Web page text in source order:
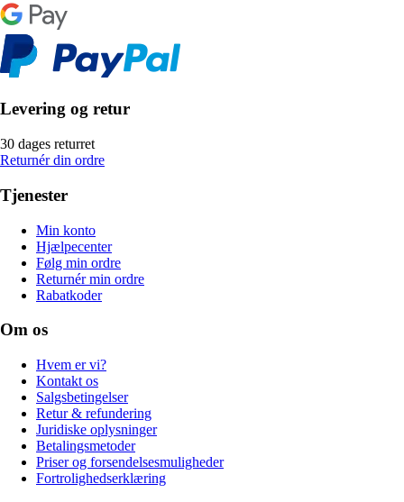
Levering og retur
30 dages returret
Returnér din ordre
Tjenester
Min konto
Hjælpecenter
Følg min ordre
Returnér min ordre
Rabatkoder
Om os
Hvem er vi?
Kontakt os
Salgsbetingelser
Retur & refundering
Juridiske oplysninger
Betalingsmetoder
Priser og forsendelsesmuligheder
Fortrolighedserklæring